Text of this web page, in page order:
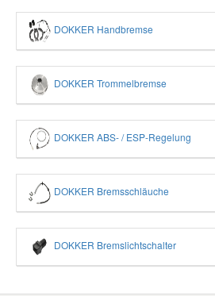
DOKKER Handbremse
DOKKER Trommelbremse
DOKKER ABS- / ESP-Regelung
DOKKER Bremsschläuche
DOKKER Bremslichtschalter